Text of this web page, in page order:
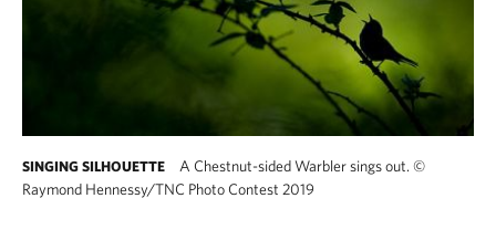
SINGING SILHOUETTE A Chestnut-sided Warbler sings out. ©
Raymond Hennessy/TNC Photo Contest 2019